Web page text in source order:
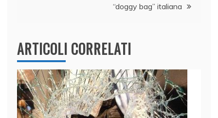
“doggy bag” italiana
ARTICOLI CORRELATI